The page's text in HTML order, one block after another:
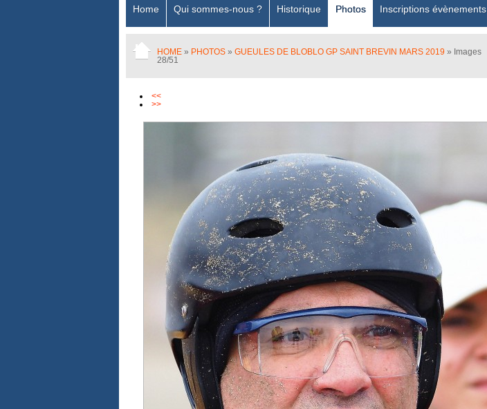
Home Qui sommes-nous ? Historique Photos Inscriptions évènements
HOME » PHOTOS » GUEULES DE BLOBLO GP SAINT BREVIN MARS 2019 » Images
28/51
<<
>>